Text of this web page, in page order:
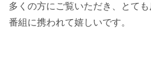
多くの方にご覧いただき、とて
番組に携われて嬉しいです。